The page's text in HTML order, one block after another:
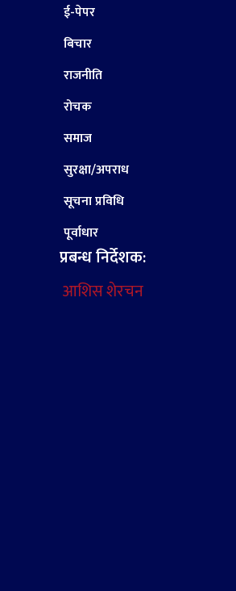
ई-पेपर
बिचार
राजनीति
रोचक
समाज
सुरक्षा/अपराध
सूचना प्रविधि
पूर्वाधार
प्रबन्ध निर्देशक:
आशिस शेरचन